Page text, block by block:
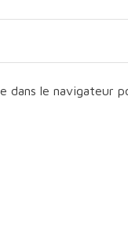
le navigateur